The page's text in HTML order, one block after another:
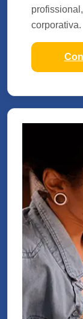
corporativa.